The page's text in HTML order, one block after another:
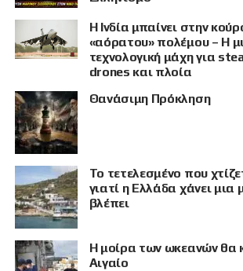
Η Ινδία μπαίνει στην
«αόρατου» πολέμου – Η
τεχνολογική μάχη για
drones και πλοία
Θανάσιμη Πρόκληση
Το τετελεσμένο που
γιατί η Ελλάδα χάνει μια
βλέπει
Η μοίρα των ωκεανών θα
Αιγαίο